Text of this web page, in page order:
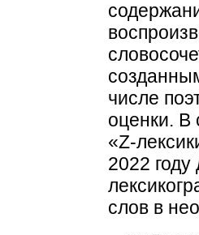
числе
оценки. В
«Z-
2022
слов в